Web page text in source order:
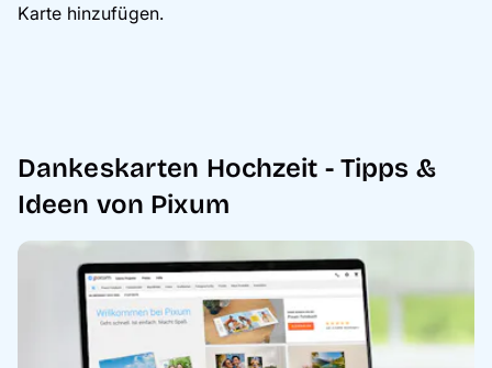
Karte hinzufügen.
Dankeskarten Hochzeit - Tipps &
Ideen von Pixum